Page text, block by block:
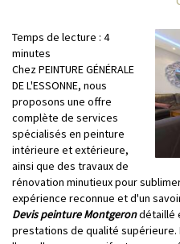
Temps de lecture : 4
minutes
Chez PEINTURE GÉNÉRALE
DE L'ESSONNE, nous
proposons une offre
complète de services
spécialisés en peinture
intérieure et extérieure,
ainsi que des travaux de
rénovation minutieux pour
expérience reconnue et d'un
Devis peinture Montgerondétaillé
prestations de qualité